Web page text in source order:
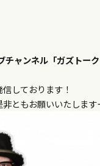
ャンネル「ガズトー
しております！
ともお願いいたします